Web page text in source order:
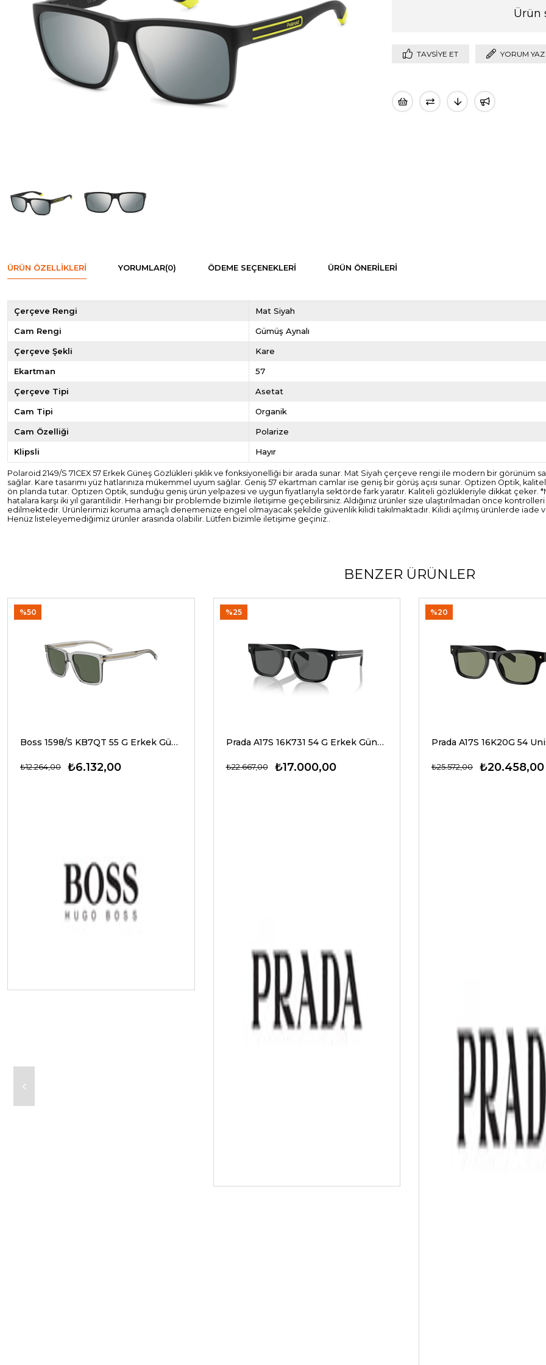
Ürün
TAVSIYE ET YORUM YAZ
ÜRÜN ÖZELLIKLERI YORUMLAR(0) ÖDEME SEÇENEKLERI ÜRÜN ÖNERILERI
Çerçeve Rengi Mat Siyah
Cam Rengi Gümüş Aynalı
Çerçeve Şekli Kare
Ekartman 57
Çerçeve Tipi Asetat
Cam Tipi Organik
Cam Özelliği Polarize
Klipsli Hayır
Polaroid 2149/S 71CEX 57 Erkek Güneş Gözlükleri şıklık ve fonksiyonelliği bir arada sunar. Mat Siyah çerçeve rengi ile modern bir görünüm
sağlar. Kare tasarımı yüz hatlarınıza mükemmel uyum sağlar. Geniş 57 ekartman camlar ise geniş bir görüş açısı sunar. Optizen Optik,
ön planda tutar. Optizen Optik, sunduğu geniş ürün yelpazesi ve uygun fiyatlarıyla sektörde fark yaratır. Kaliteli gözlükleriyle dikkat çeker.
hatalara karşı iki yıl garantilidir. Herhangi bir problemde bizimle iletişime geçebilirsiniz. Aldığınız ürünler size ulaştırılmadan önce
edilmektedir. Ürünlerimizi koruma amaçlı denemenize engel olmayacak şekilde güvenlik kilidi takılmaktadır. Kilidi açılmış ürünlerde iade
Henüz listeleyemediğimiz ürünler arasında olabilir. Lütfen bizimle iletişime geçiniz..
BENZER ÜRÜNLER
Boss 1598/S KB7QT 55 G Erkek Güneş Gözlükleri
₺6.132,00
₺12.264,00
%50
Prada A17S 16K731 54 G Erkek Güneş Gözlükleri
₺17.000,00
₺22.667,00
%25
₺20.458,00
₺25.572,00
%20